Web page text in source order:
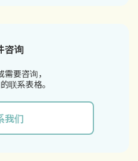
咨询
要咨询，
联系表格。
我们